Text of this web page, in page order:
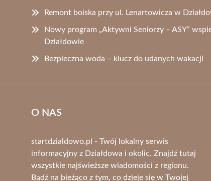
Remont boiska przy ul. Lenartowicza w
Nowy program „Aktywni Seniorzy – ASY”
Działdowie
Bezpieczna woda – klucz do udanych wakacji
O NAS
startdzialdowo.pl - Twój lokalny serwis
informacyjny z Działdowa i okolic. Znajdź tutaj
wszystkie najświeższe wiadomości z regionu.
Bądź na bieżąco z tym, co dzieje się w Twojej